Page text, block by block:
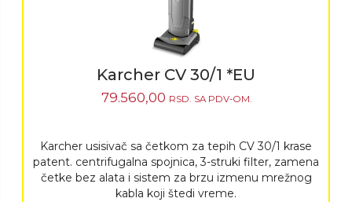
Karcher CV 30/1 *EU
79.560,00 RSD. SA PDV-OM.
Karcher usisivač sa četkom za tepih CV 30/1 krase
patent. centrifugalna spojnica, 3-struki filter, zamena
četke bez alata i sistem za brzu izmenu mrežnog
kabla koji štedi vreme.